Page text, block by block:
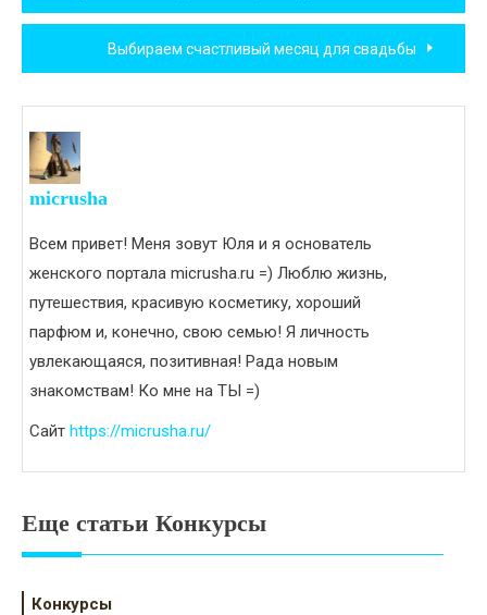
по
записям
Выбираем счастливый месяц для свадьбы
micrusha
Всем привет! Меня зовут Юля и я основатель
женского портала micrusha.ru =) Люблю жизнь,
путешествия, красивую косметику, хороший
парфюм и, конечно, свою семью! Я личность
увлекающаяся, позитивная! Рада новым
знакомствам! Ко мне на ТЫ =)
Сайт https://micrusha.ru/
Еще статьи Конкурсы
Конкурсы